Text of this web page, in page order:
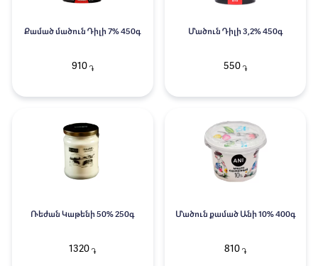
Քամած մածուն Դիլի 7% 450գ
910֏
Մածուն Դիլի 3,2% 450գ
550 ֏
Ռեժան Կաթենի 50% 250գ
1320 ֏
Մածուն քամած Անի 10% 400գ
810 ֏